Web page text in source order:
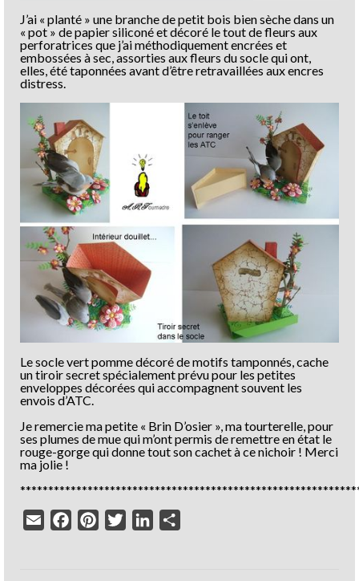
J’ai « planté » une branche de petit bois bien sèche dans un
« pot » de papier siliconé et décoré le tout de fleurs aux
perforatrices que j’ai méthodiquement encrées et
embossées à sec, assorties aux fleurs du socle qui ont,
elles, été taponnées avant d’être retravaillées aux encres
distress.
Le socle vert pomme décoré de motifs tamponnés, cache
un tiroir secret spécialement prévu pour les petites
enveloppes décorées qui accompagnent souvent les
envois d’ATC.
Je remercie ma petite « Brin D’osier », ma tourterelle, pour
ses plumes de mue qui m’ont permis de remettre en état le
rouge-gorge qui donne tout son cachet à ce nichoir ! Merci
ma jolie !
Email
FacebookPinterestTwitterLinkedIn